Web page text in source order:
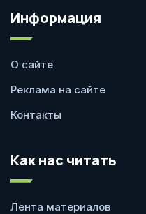
Информация
О сайте
Реклама на сайте
Контакты
Как нас читать
Лента материалов